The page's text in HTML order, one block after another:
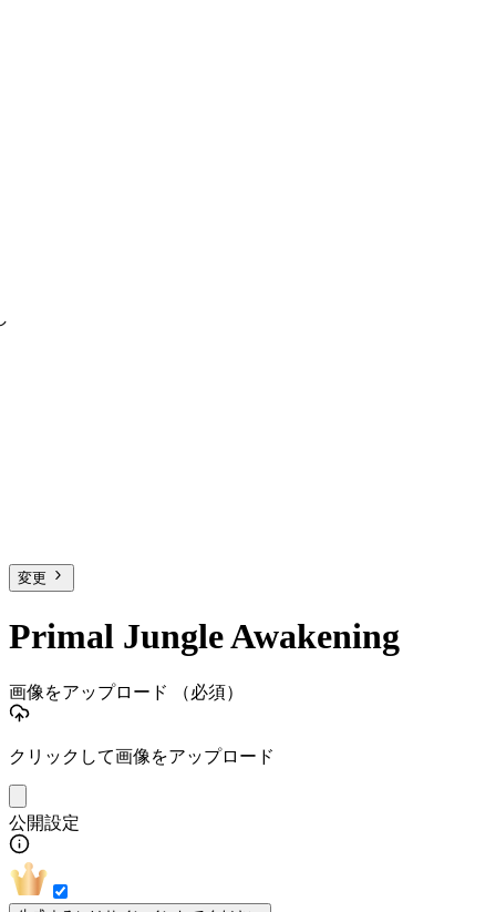
変更
Primal Jungle Awakening
画像をアップロード （必須）
クリックして画像をアップロード
公開設定